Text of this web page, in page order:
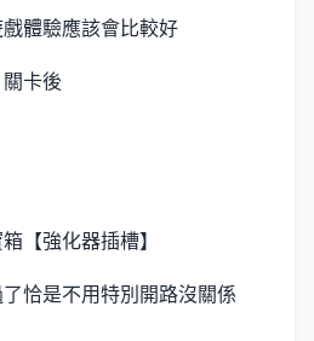
體驗應該會比較好
卡後
【強化器插槽】
恰是不用特別開路沒關係